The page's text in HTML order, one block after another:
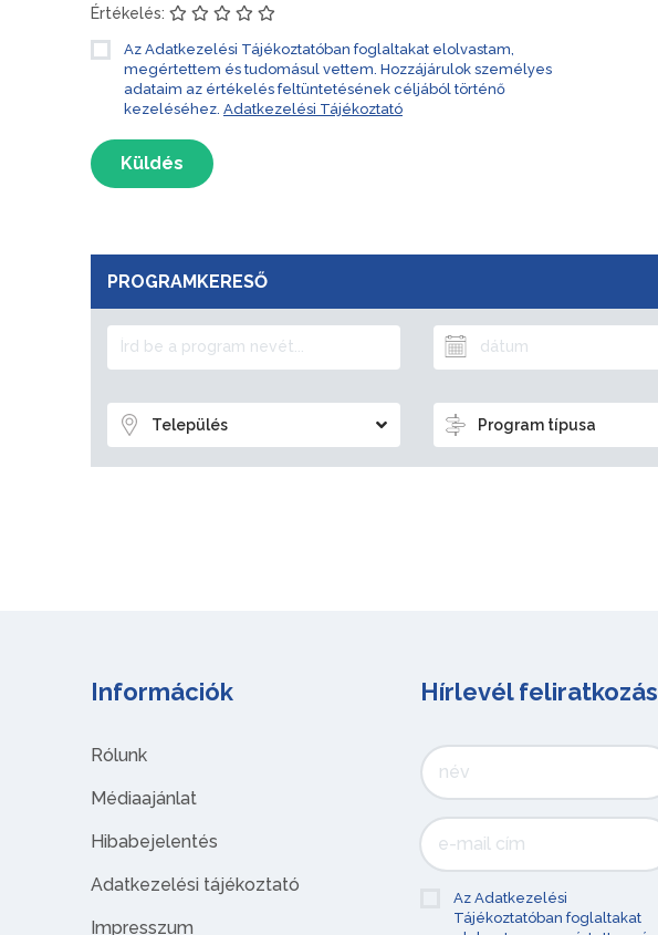
Értékelés:
Az Adatkezelési Tájékoztatóban foglaltakat elolvastam,
megértettem és tudomásul vettem. Hozzájárulok személyes
adataim az értékelés feltüntetésének céljából történő
kezeléséhez. Adatkezelési Tájékoztató
Küldés
PROGRAMKERESŐ
Település Program típusa
Információk
Rólunk
Médiaajánlat
Hibabejelentés
Adatkezelési tájékoztató
Impresszum
Hírlevél feliratkozás
Az Adatkezelési
Tájékoztatóban foglaltakat